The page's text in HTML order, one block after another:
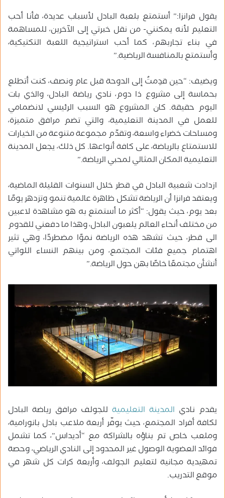
يقول فرانزا:” أستمتع بلعبة البادل لأسباب عديدة، فأنا أحب
التعليم لأنه يمكنني- من نقل خبرتي إلى الآخرين، للمساهمة
في بناء تجاربهم، كما أحب استراتيجية اللعبة التكتيكية،
وأستمتع بالمنافسة الرياضية.”
ويضيف: “حين قدِمتُ إلى الدوحة قبل عام ونصف، كنت أتطلع
بحماسة إلى مشروع ذا دوم، نادي رياضة البادل، والذي بات
اليوم حقيقة. كان المشروع هو السبب الرئيسي لانضمامي
للعمل في المدينة التعليمية، والتي تضم مرافق متميزة،
ومساحات خضراء واسعة، وتقدّم مجموعة متنوعة من الخيارات
للاستمتاع بالرياضة، على كافة أنواعها. كل ذلك، يجعل المدينة
التعليمية المكان المثالي لمحبي الرياضة.”
ازدادت شعبية البادل في قطر خلال السنوات القليلة الماضية،
ويعتقد فرانزا أن الرياضة تشكل ظاهرة عالمية تنمو وتزدهر يومًا
بعد يوم، حيث يقول: “أكثر ما أستمتع به هو مشاهدة لاعبين
من مختلف أنحاء العالم يلعبون البادل، وهذا ما دفعني للقدوم
الى قطر، حيث تشهد هذه الرياضة نموًا مضطردًا، وهي تثير
اهتمام جميع فئات المجتمع، ومن بينهم النساء اللواتي
أنشأن مجتمعًا خاصًا بهن حول الرياضة.”
يقدم نادي المدينة التعليمية للجولف مرافق رياضة البادل
لكافة أفراد المجتمع، حيث يوفّر أربعة ملاعب بادل بانورامية،
وملعب خاص تم بناؤه بالشراكة مع “أديداس”، كما تشمل
فوائد العضوية الوصول غير المحدود إلى النادي الرياضي، وحصة
تمهيدية مجانية لتعليم الجولف، وأربعة كرات كل شهر في
موقع التدريب.